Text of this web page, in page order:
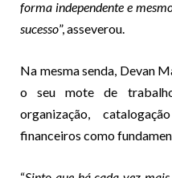
forma independente e
sucesso”, asseverou.
Na mesma senda, Devan
o seu mote de
organização,
financeiros como